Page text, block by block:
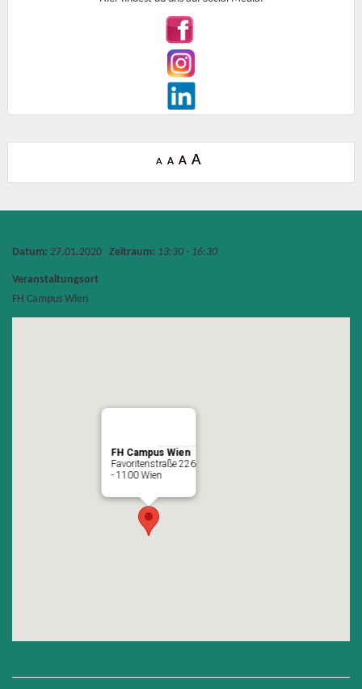
A A A A
Datum: 27.01.2020 Zeitraum: 13:30 - 16:30
Veranstaltungsort
FH Campus Wien
FH Campus Wien
Favoritenstraße 226
- 1100 Wien